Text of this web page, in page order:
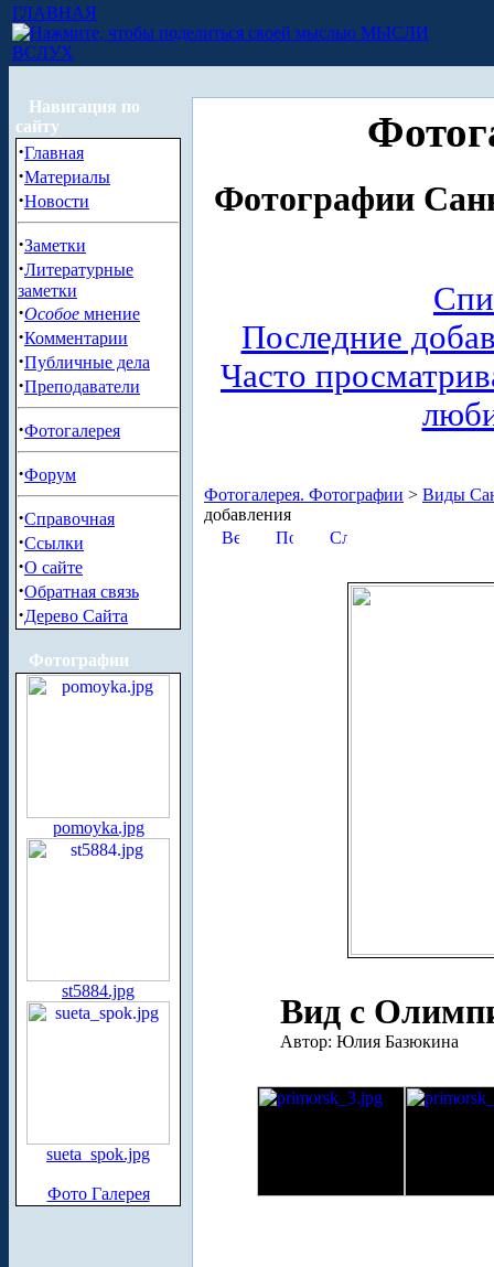
ГЛАВНАЯ
МЫСЛИ
ВСЛУХ
Навигация по
сайту
·Главная
·Материалы
·Новости
·Заметки
·Литературные
заметки
·Особое мнение
·Комментарии
·Публичные дела
·Преподаватели
·Фотогалерея
·Форум
·Справочная
·Ссылки
·О сайте
·Обратная связь
·Дерево Сайта
Фотографии
pomoyka.jpg
st5884.jpg
sueta_spok.jpg
Фото Галерея
Фотографии
Последние
Часто
Фотогалерея. Фотографии > Виды
добавления
Вид с
Автор: Юлия Базюкина